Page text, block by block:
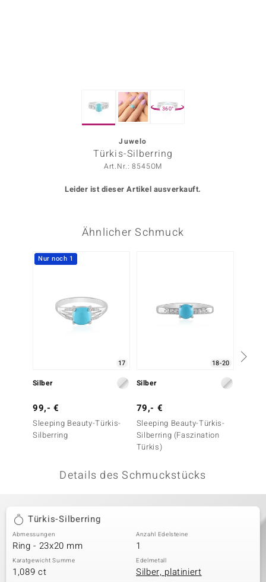
BY DE MELO
Classics
360°
Juwelo
Türkis-Silberring
Art.Nr.: 8545OM
Leider ist dieser Artikel ausverkauft.
Ähnlicher Schmuck
Nur noch 1
17
Silber
99,- €
Sleeping Beauty-Türkis-
Silberring
18-20
Silber
79,- €
Sleeping Beauty-Türkis-
Silberring (Faszination
Türkis)
Details des Schmuckstücks
Türkis-Silberring
Abmessungen
Ring - 23x20 mm
Anzahl Edelsteine
1
Karatgewicht Summe
1,089 ct
Edelmetall
Silber, platiniert